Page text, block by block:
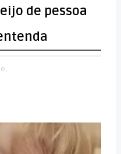
de pessoa